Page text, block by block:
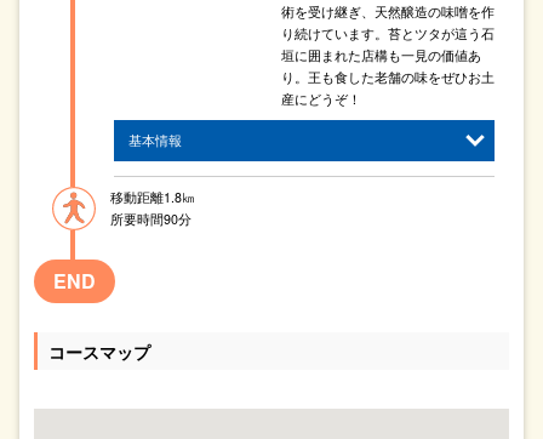
術を受け継ぎ、天然醸造の味噌を作
り続けています。苔とツタが這う石
垣に囲まれた店構も一見の価値あ
り。王も食した老舗の味をぜひお土
産にどうぞ！
基本情報
移動距離1.8㎞
所要時間90分
END
コースマップ